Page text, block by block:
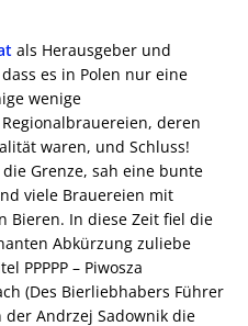
als Herausgeber und
es in Polen nur eine
wenige
deren
waren, und Schluss!
Grenze, sah eine bunte
viele Brauereien mit
Bieren. In diese Zeit fiel die
Abkürzung zuliebe
PPPPP – Piwosza
(Des Bierliebhabers Führer
Andrzej Sadownik die